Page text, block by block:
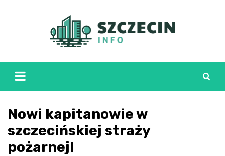
Nowi kapitanowie w
szczecińskiej straży
pożarnej!